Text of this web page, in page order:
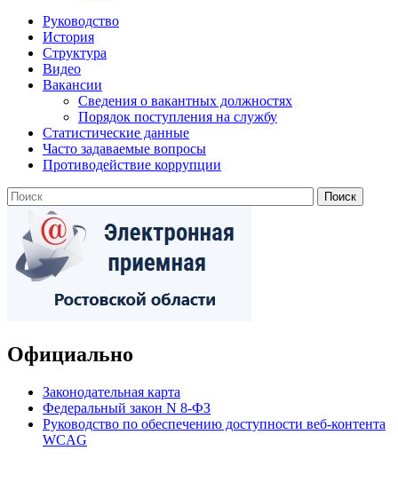
Руководство
История
Структура
Видео
Вакансии
Сведения о вакантных должностях
Порядок поступления на службу
Статистические данные
Часто задаваемые вопросы
Противодействие коррупции
Официально
Законодательная карта
Федеральный закон N 8-ФЗ
Руководство по обеспечению доступности веб-контента
WCAG